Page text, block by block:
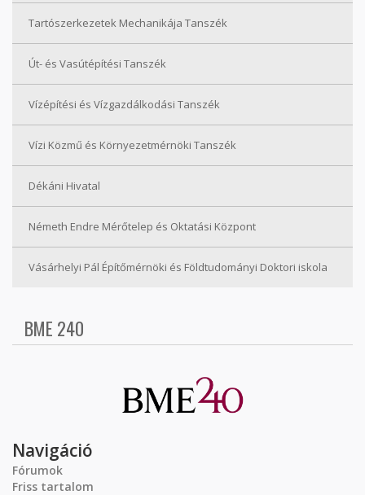
Tartószerkezetek Mechanikája Tanszék
Út- és Vasútépítési Tanszék
Vízépítési és Vízgazdálkodási Tanszék
Vízi Közmű és Környezetmérnöki Tanszék
Dékáni Hivatal
Németh Endre Mérőtelep és Oktatási Központ
Vásárhelyi Pál Építőmérnöki és Földtudományi Doktori iskola
BME 240
Navigáció
Fórumok
Friss tartalom